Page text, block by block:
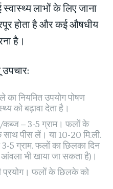
लाभों के लिए जाना
होता है और कई औषधीय
है।
का नियमित उपयोग पोषण
को बढ़ावा देता है।
कब्ज – 3-5 ग्राम। फलों के
साथ पीस लें। या 10-20 मि.ली.
5 ग्राम. फलों का छिलका दिन
भी खाया जा सकता है)।
प्रयोग। फलों के छिलके को